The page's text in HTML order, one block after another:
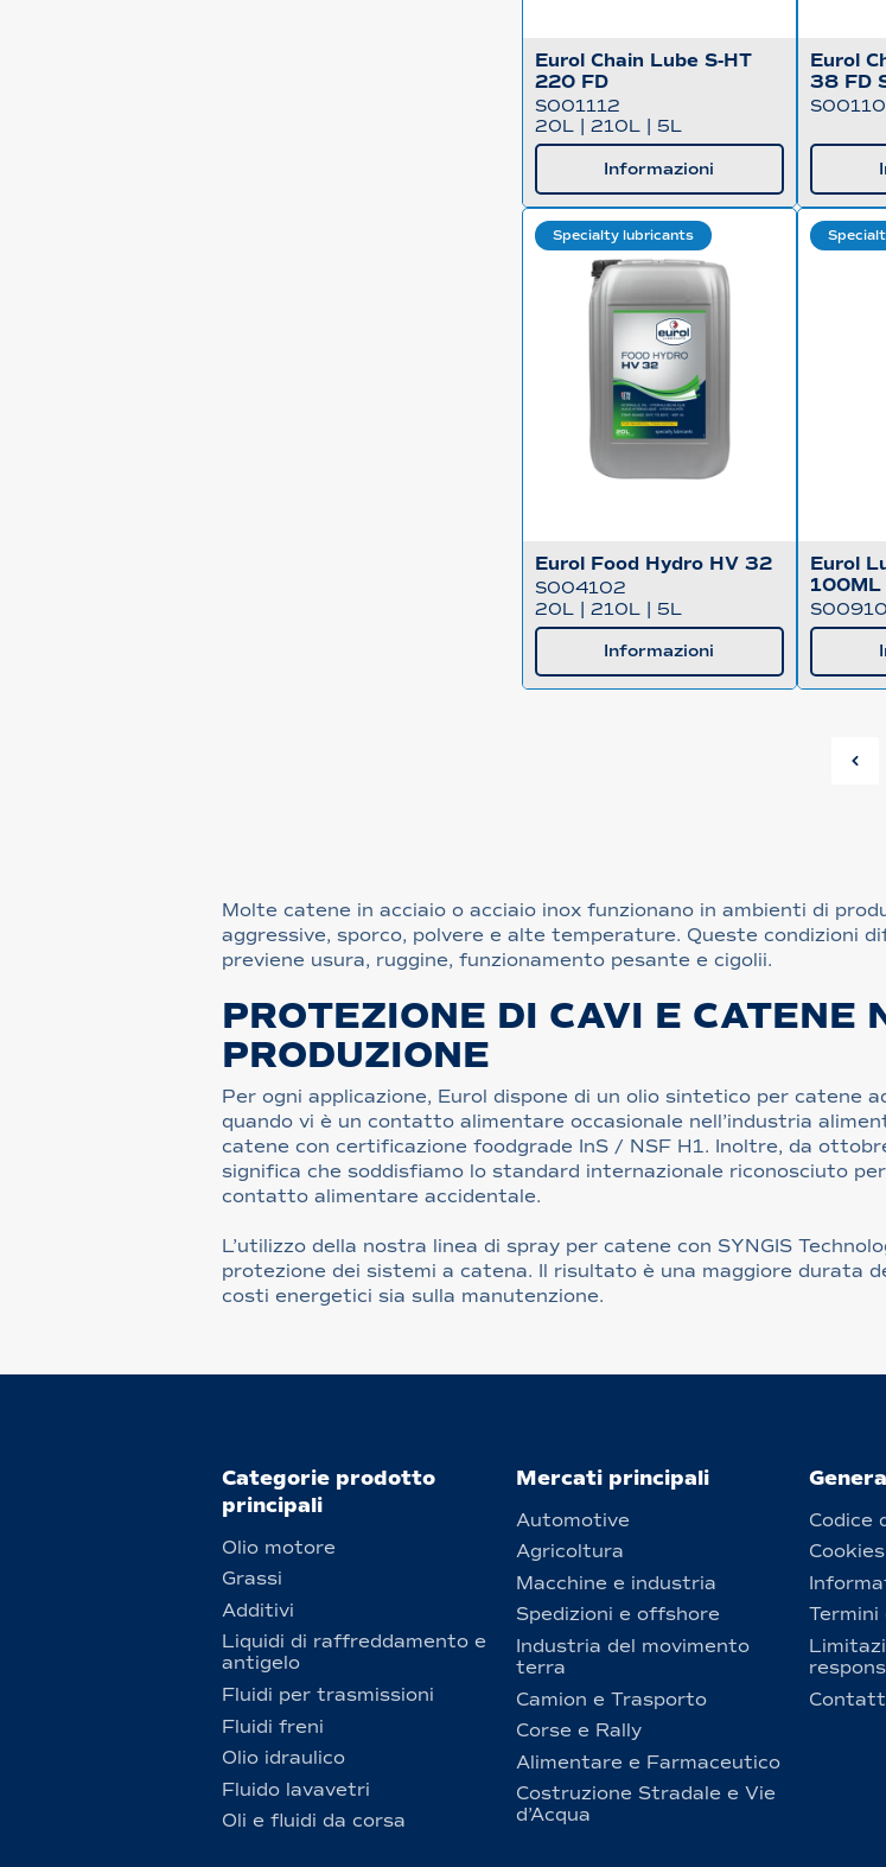
Eurol Chain Lube S-HT
220 FD
S001112
20L
210L 5L
Informazioni
Eurol
38 FD
Specialty lubricants
Eurol Food Hydro HV 32
S004102
20L
210L 5L
Informazioni
Eurol
100ML
Molte catene in acciaio o acciaio inox funzionano in ambienti di
aggressive, sporco, polvere e alte temperature. Queste condizioni
previene usura, ruggine, funzionamento pesante e cigolii.
PROTEZIONE DI CAVI E CATENE
PRODUZIONE
Per ogni applicazione, Eurol dispone di un olio sintetico per catene
quando vi è un contatto alimentare occasionale nell’industria
catene con certificazione foodgrade InS / NSF H1. Inoltre, da
significa che soddisfiamo lo standard internazionale riconosciuto
contatto alimentare accidentale.
L’utilizzo della nostra linea di spray per catene con SYNGIS
protezione dei sistemi a catena. Il risultato è una maggiore durata
costi energetici sia sulla manutenzione.
Categorie prodotto
principali
Olio motore
Grassi
Additivi
Liquidi di raffreddamento e
antigelo
Fluidi per trasmissioni
Fluidi freni
Olio idraulico
Fluido lavavetri
Oli e fluidi da corsa
Mercati principali
Automotive
Agricoltura
Macchine e industria
Spedizioni e offshore
Industria del movimento
terra
Camion e Trasporto
Corse e Rally
Alimentare e Farmaceutico
Costruzione Stradale e Vie
d’Acqua
Codice
Cookies
Termini